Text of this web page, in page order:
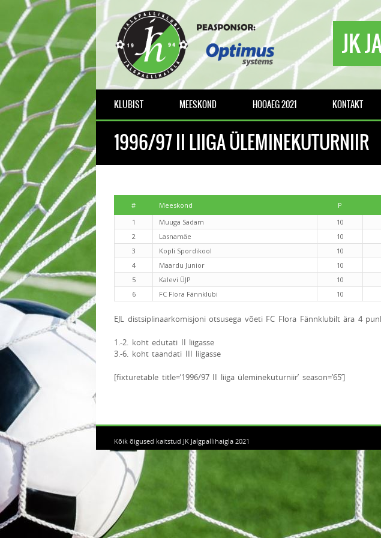
JK
KLUBIST MEESKOND HOOAEG 2021 KONTAKT
1996/97 II LIIGA ÜLEMINEKUTURNIIR
# Meeskond P
1
Muuga Sadam 10
2
Lasnamäe 10
3
Kopli Spordikool 10
4
Maardu Junior 10
5
Kalevi ÜJP 10
6
FC Flora Fännklubi 10
EJL distsiplinaarkomisjoni otsusega võeti FC Flora Fännklubilt ära 4
1.-2. koht edutati II liigasse
3.-6. koht taandati III liigasse
[fixturetable title=’1996/97 II liiga üleminekuturniir’ season=’65’]
Kõik õigused kaitstud JK Jalgpallihaigla 2021